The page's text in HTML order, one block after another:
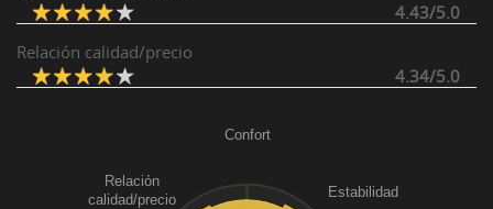
4.43/5.0
Relación calidad/precio
4.34/5.0
Confort
Estabilidad
Relación
calidad/precio